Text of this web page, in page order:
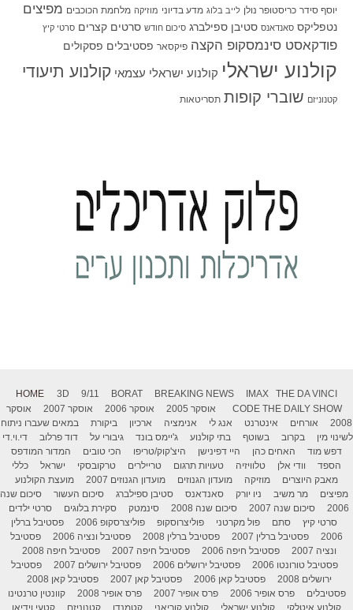
יוסף סידר כריסטופר נולן לייב בלוג מדע בדיוני מוזיקה מלחמת הכוכבים מפיצים
נטפליקס סאנדאנס סטיבן ספילברג סיכום חודש סרטים קצרים סרטי קיץ
פודקאסט סינמסקופ הקצה פיקסאר פסטיבלים פסקולים
קולנוע ישראלי קולנוע ישראלי עצמאי קולנוע תיעודי
קטנוניזם שוברי קופות תסריטאות
HOME 3D 9/11 BORAT BREAKING NEWS IMAX
THE DA VINCI
CODE THE DAILY SHOW אוסקר 2005 אוסקר 2006 אוסקר 2007
אוסקר
2008
אורחים אינטרנט אנג לי אנימציה ארכיון ביקורת
במאים שעברו ניתוח
לשינוי מין
בקרוב בשוטף בתי קולנוע ג'יימס בונד גיבורי על דוד פרלוב
די.וי.די
דפש מוד
האחים כהן היי דפינישן היצ'קוק/טריפו הכי טובים
המדור המודפס
הספד
וודי אלן טלוויזיה טעויות תרגום טריילרים טרקובסקי ישראל
כללי
מאבק היוצרים
מוזיקה מועדון הגנוזים מועדון הגנוזים 2007
מועצת הקולנוע
מפיצים
מר משיב ניו יורק סאנדאנס סטיבן ספילברג סיכום העשור
סיכום שנה
2006
סיכום שנה 2007 סיכום שנה 2008 סינמטק סקירת בלוגים
סרטי ילדים
סרטי קיץ
סתם פול מקרטני פוליצרוסקופ פוליצרסקופ 2006
פסטיבל ברלין
2006
פסטיבל ברלין 2007 פסטיבל ברלין 2008 פסטיבל ונציה 2006
פסטיבל
ונציה 2007
פסטיבל חיפה 2006 פסטיבל חיפה 2007
פסטיבל חיפה 2008
פסטיבל טורונטו 2006
פסטיבל ירושלים 2006 פסטיבל ירושלים 2007
פסטיבל
ירושלים 2008
פסטיבל קאן 2006 פסטיבל קאן 2007
פסטיבל קאן 2008
פסטיבלים
פרס אופיר 2006 פרס אופיר 2007 פרס אופיר 2008
קוונטין טרנטינו
קולנוע איטלקי
קולנוע ישראלי קולנוע קוריאני קטמנדו קטנוניזם קטעי וידיאו